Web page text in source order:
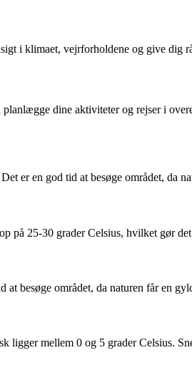
i klimaet, vejrforholdene og give dig
dine aktiviteter og rejser i
er en god tid at besøge området, da
på 25-30 grader Celsius, hvilket gør
besøge området, da naturen får en
ligger mellem 0 og 5 grader Celsius.